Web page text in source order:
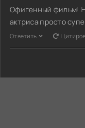
Офигенный фильм!
актриса просто
Ответить